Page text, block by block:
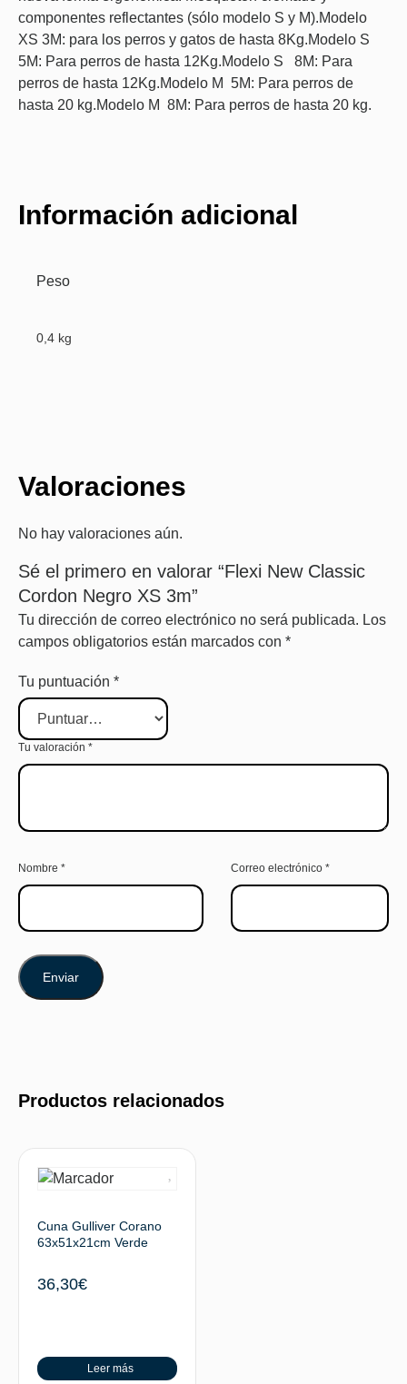
componentes reflectantes (sólo modelo S y M).Modelo
XS 3M: para los perros y gatos de hasta 8Kg.Modelo S
5M: Para perros de hasta 12Kg.Modelo S 8M: Para
perros de hasta 12Kg.Modelo M 5M: Para perros de
hasta 20 kg.Modelo M 8M: Para perros de hasta 20 kg.
Información adicional
Peso
0,4 kg
Valoraciones
No hay valoraciones aún.
Sé el primero en valorar “Flexi New Classic
Cordon Negro XS 3m”
Tu dirección de correo electrónico no será publicada. Los
campos obligatorios están marcados con *
Tu puntuación *
Tu valoración *
Nombre * Correo electrónico *
Productos relacionados
Cuna Gulliver Corano
63x51x21cm Verde
36,30€
Leer más